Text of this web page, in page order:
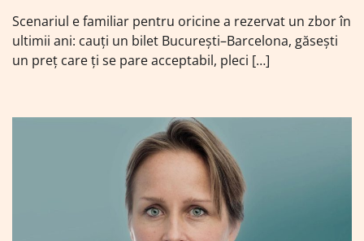
Scenariul e familiar pentru oricine a rezervat un zbor în
ultimii ani: cauți un bilet București–Barcelona, găsești
un preț care ți se pare acceptabil, pleci […]